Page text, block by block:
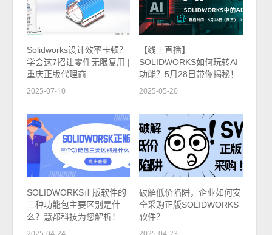
Solidworks设计效率卡顿？
学会这7招让零件无限复用 |
重庆正版代理商
2025-07-10
【线上直播】
SOLIDWORKS如何玩转AI
功能？5月28日带你揭秘！
2025-05-20
SOLIDWORKS正版软件的
三种功能包主要区别是什
么？慧都科技为您解析！
破解低价陷阱，企业如何安
全采购正版SOLIDWORKS
软件？